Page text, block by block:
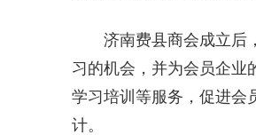
济南费县商会成立后
习的机会，并为会员企业
学习 培训 等服务，促进会
计。